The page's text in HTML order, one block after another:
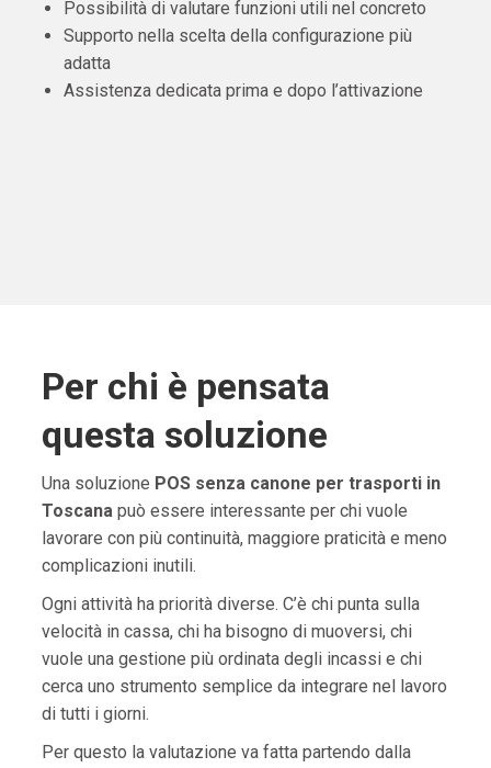
Possibilità di valutare funzioni utili nel concreto
Supporto nella scelta della configurazione più
adatta
Assistenza dedicata prima e dopo l’attivazione
Per chi è pensata
questa soluzione
Una soluzione POS senza canone per trasporti in
Toscanapuò essere interessante per chi vuole
lavorare con più continuità, maggiore praticità e meno
complicazioni inutili.
Ogni attività ha priorità diverse. C’è chi punta sulla
velocità in cassa, chi ha bisogno di muoversi, chi
vuole una gestione più ordinata degli incassi e chi
cerca uno strumento semplice da integrare nel lavoro
di tutti i giorni.
Per questo la valutazione va fatta partendo dalla